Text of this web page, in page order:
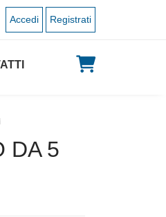
Accedi Registrati
DA 5